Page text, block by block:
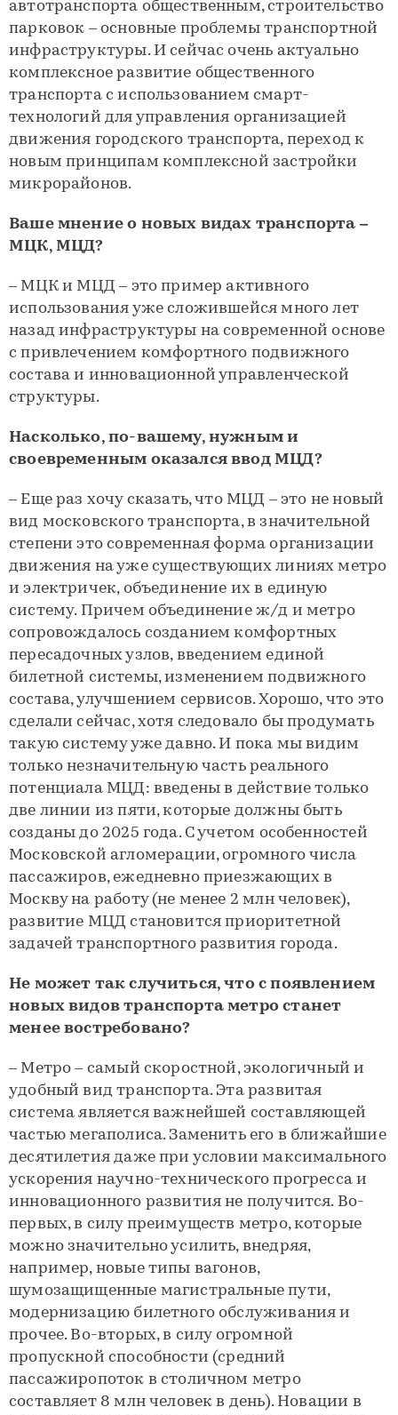
автотранспорта общественным, строительство
парковок – основные проблемы транспортной
инфраструктуры. И сейчас очень актуально
комплексное развитие общественного
транспорта с использованием смарт-
технологий для управления организацией
движения городского транспорта, переход к
новым принципам комплексной застройки
микрорайонов.
Ваше мнение о новых видах транспорта –
МЦК, МЦД?
– МЦК и МЦД – это пример активного
использования уже сложившейся много лет
назад инфраструктуры на современной основе
с привлечением комфортного подвижного
состава и инновационной управленческой
структуры.
Насколько, по-вашему, нужным и
своевременным оказался ввод МЦД?
– Еще раз хочу сказать, что МЦД – это не новый
вид московского транспорта, в значительной
степени это современная форма организации
движения на уже существующих линиях метро
и электричек, объединение их в единую
систему. Причем объединение ж/д и метро
сопровождалось созданием комфортных
пересадочных узлов, введением единой
билетной системы, изменением подвижного
состава, улучшением сервисов. Хорошо, что это
сделали сейчас, хотя следовало бы продумать
такую систему уже давно. И пока мы видим
только незначительную часть реального
потенциала МЦД: введены в действие только
две линии из пяти, которые должны быть
созданы до 2025 года. С учетом особенностей
Московской агломерации, огромного числа
пассажиров, ежедневно приезжающих в
Москву на работу (не менее 2 млн человек),
развитие МЦД становится приоритетной
задачей транспортного развития города.
Не может так случиться, что с появлением
новых видов транспорта метро станет
менее востребовано?
– Метро – самый скоростной, экологичный и
удобный вид транспорта. Эта развитая
система является важнейшей составляющей
частью мегаполиса. Заменить его в ближайшие
десятилетия даже при условии максимального
ускорения научно-технического прогресса и
инновационного развития не получится. Во-
первых, в силу преимуществ метро, которые
можно значительно усилить, внедряя,
например, новые типы вагонов,
шумозащищенные магистральные пути,
модернизацию билетного обслуживания и
прочее. Во-вторых, в силу огромной
пропускной способности (средний
пассажиропоток в столичном метро
составляет 8 млн человек в день). Новации в